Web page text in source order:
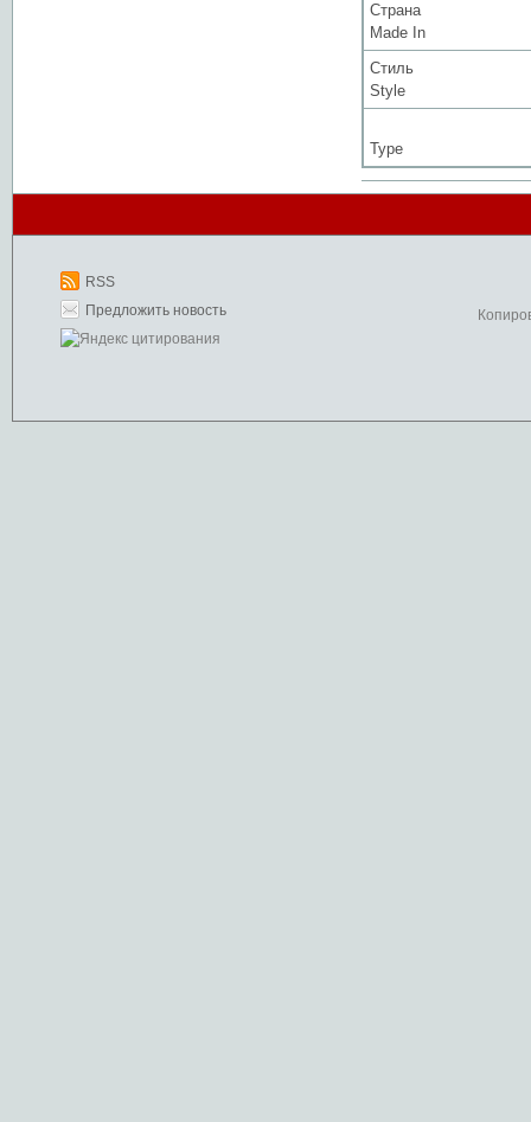
Страна
Made In
Стиль
Style
Type
RSS
Предложить новость